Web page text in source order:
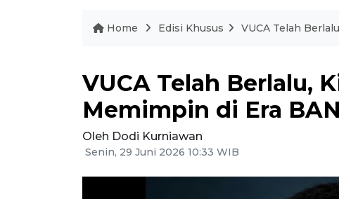
Home Edisi Khusus VUCA Telah
VUCA Telah Berlalu,
Memimpin di Era
Oleh Dodi Kurniawan
Senin, 29 Juni 2026 10:33 WIB